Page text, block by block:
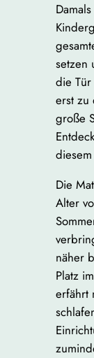
setzen
die
erst zu
große
Die
Alter
näher
Platz
erfährt